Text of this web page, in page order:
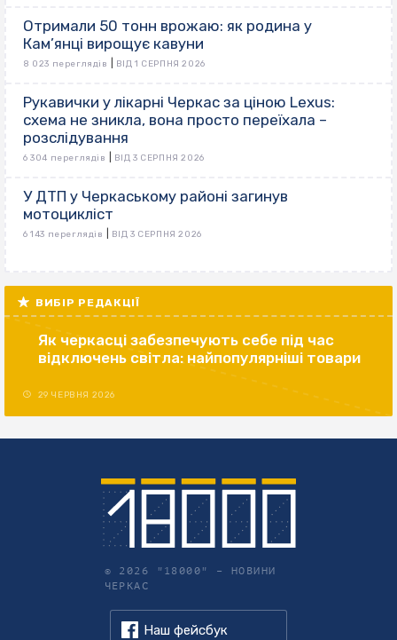
Отримали 50 тонн врожаю: як родина у
Кам’янці вирощує кавуни
8 023 переглядів ВІД 1 СЕРПНЯ 2026
Рукавички у лікарні Черкас за ціною Lexus:
схема не зникла, вона просто переїхала –
розслідування
6 304 переглядів ВІД 3 СЕРПНЯ 2026
У ДТП у Черкаському районі загинув
мотоцикліст
6 143 переглядів ВІД 3 СЕРПНЯ 2026
ВИБІР РЕДАКЦІЇ
Як черкасці забезпечують себе під час
відключень світла: найпопулярніші товари
29 ЧЕРВНЯ 2026
© 2026 "18000" – НОВИНИ
ЧЕРКАС
Наш фейсбук